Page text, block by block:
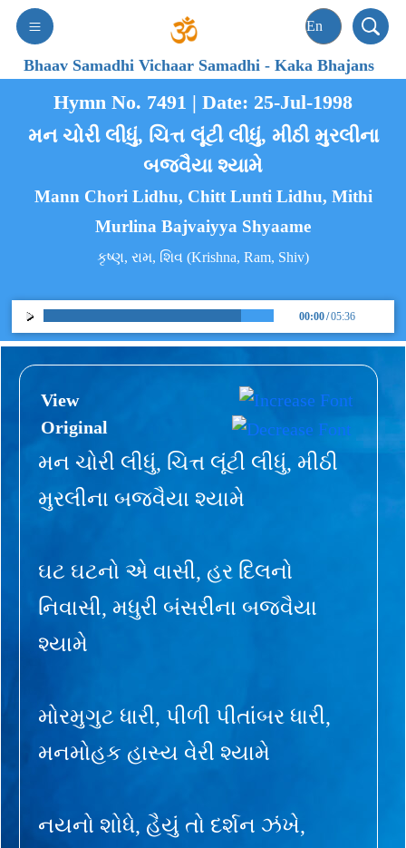
Bhaav Samadhi Vichaar Samadhi-Kaka Bhajans
Hymn No. 7491 | Date: 25-Jul-1998
મન ચોરી લીધું, ચિત્ત લૂંટી લીધું, મીઠી મુરલીના
બજવૈયા શ્યામે
Mann Chori Lidhu, Chitt Lunti Lidhu, Mithi
Murlina Bajvaiyya Shyaame
કૃષ્ણ, રામ, શિવ (Krishna, Ram, Shiv)
00:00/05:36
View
Original
મન ચોરી લીધું, ચિત્ત લૂંટી લીધું, મીઠી
મુરલીના બજવૈયા શ્યામે
ઘટ ઘટનો એ વાસી, હર દિલનો
નિવાસી, મધુરી બંસરીના બજવૈયા
શ્યામે
મોરમુગુટ ધારી, પીળી પીતાંબર ધારી,
મનમોહક હાસ્ય વેરી શ્યામે
નયનો શોધે, હૈયું તો દર્શન ઝંખે,